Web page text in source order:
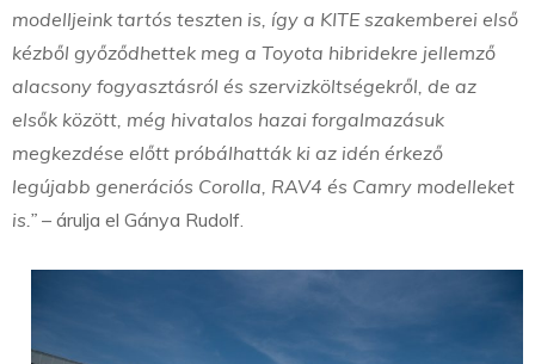
modelljeink tartós teszten is, így a KITE szakemberei első
kézből győződhettek meg a Toyota hibridekre jellemző
alacsony fogyasztásról és szervizköltségekről, de az
elsők között, még hivatalos hazai forgalmazásuk
megkezdése előtt próbálhatták ki az idén érkező
legújabb generációs Corolla, RAV4 és Camry modelleket
is.” – árulja el Gánya Rudolf.